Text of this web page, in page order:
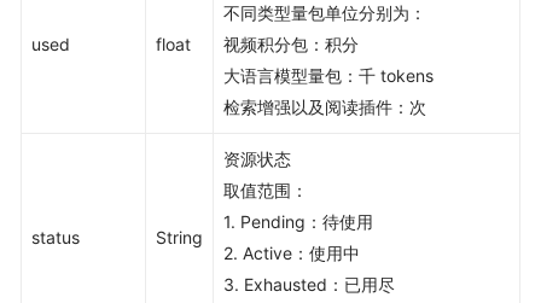
used float
不同类型量包单位分别为：
视频积分包：积分
大语言模型量包：千 tokens
检索增强以及阅读插件：次
status String
资源状态
取值范围：
1. Pending：待使用
2. Active：使用中
3. Exhausted：已用尽